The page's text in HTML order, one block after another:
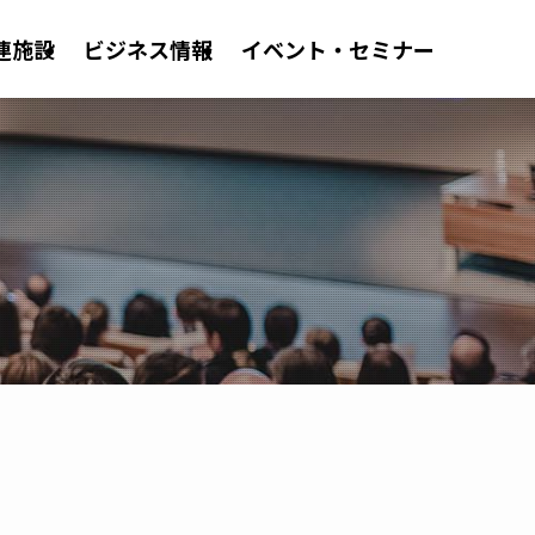
施設 ビジネス情報 イベント・セミナー